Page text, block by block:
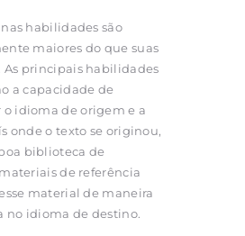
habilidades são
maiores do que suas
As principais habilidades
a capacidade de
idioma de origem e a
onde o texto se originou,
biblioteca de
de referência
material de maneira
no idioma de destino.